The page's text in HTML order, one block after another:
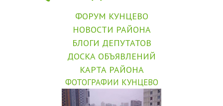
ФОРУМ КУНЦЕВО
НОВОСТИ РАЙОНА
БЛОГИ ДЕПУТАТОВ
ДОСКА ОБЪЯВЛЕНИЙ
КАРТА РАЙОНА
ФОТОГРАФИИ КУНЦЕВО